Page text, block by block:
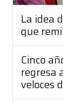
La idea
que
Cinco
regresa
veloces